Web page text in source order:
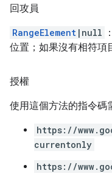
回攻員
RangeElement |null
位置；如果沒有相符項
授權
使用這個方法的指令碼
https://
currentonly
https://